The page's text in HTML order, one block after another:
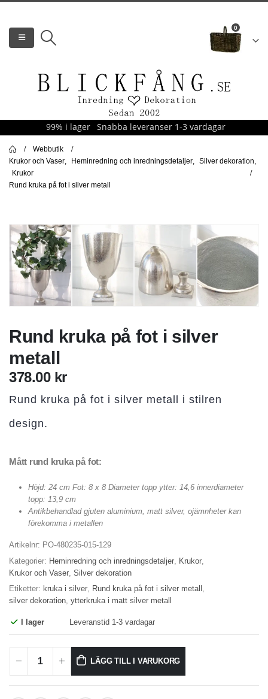
0
99% i lager Snabba leveranser 1-3 vardagar
Webbutik
Krukor och Vaser
Heminredning och inredningsdetaljer Silver dekoration
Krukor
Rund kruka på fot i silver metall
Rund kruka på fot i silver
metall
378.00 kr
Rund kruka på fot i silver metall i stilren
design.
Mått rund kruka på fot:
Höjd: 24 cm Fot: 8 x 8 Diameter topp ytter: 14,6 innerdiameter
topp: 13,9 cm
Antikbehandlad gjuten aluminium, matt silver, ojämnheter kan
förekomma i metallen
Artikelnr: PO-480235-015-129
Kategorier: Heminredning och inredningsdetaljer Krukor
Krukor och Vaser Silver dekoration
Etiketter: kruka i silver, Rund kruka på fot i silver metall ,
silver dekoration, ytterkruka i matt silver metall
I lager Leveranstid 1-3 vardagar
LÄGG TILL I VARUKORG